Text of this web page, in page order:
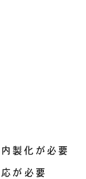
製化が必要
が必要